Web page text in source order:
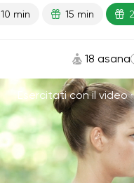
10 min 15 min
18 asana
Esercitati con il video